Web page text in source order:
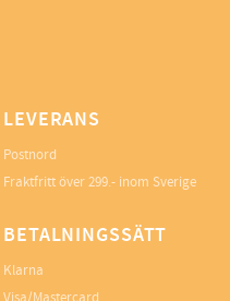
LEVERANS
Postnord
Fraktfritt över 299.- inom Sverige
BETALNINGSSÄTT
Klarna